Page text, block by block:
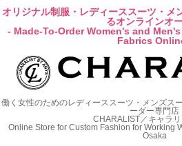
オリジナル制服・レディーススーツ・メ
るオンラインオ
- Made-To-Order Women's and
Fabrics
働く女性のためのレディーススーツ・メンズス
ーダー専門店
CHARALIST／キャラ
Online Store for Custom Fashion for Working
Osaka